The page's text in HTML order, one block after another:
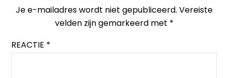
Je e-mailadres wordt niet gepubliceerd. Vereiste
velden zijn gemarkeerd met *
REACTIE *